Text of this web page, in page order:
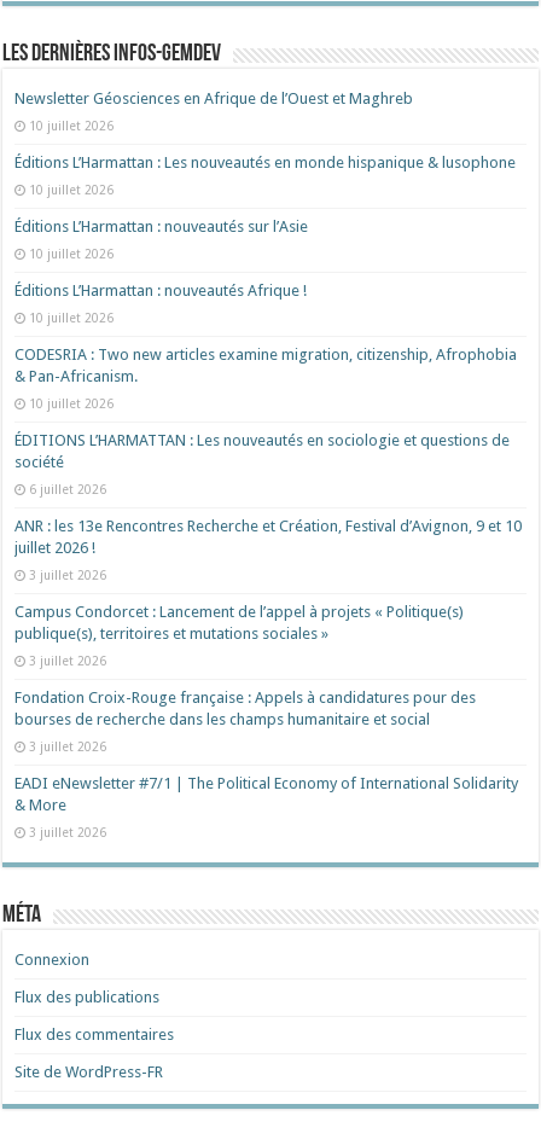
Les dernières Infos-Gemdev
Newsletter Géosciences en Afrique de l’Ouest et Maghreb
10 juillet 2026
Éditions L’Harmattan : Les nouveautés en monde hispanique & lusophone
10 juillet 2026
Éditions L’Harmattan : nouveautés sur l’Asie
10 juillet 2026
Éditions L’Harmattan : nouveautés Afrique !​
10 juillet 2026
CODESRIA : Two new articles examine migration, citizenship, Afrophobia
& Pan-Africanism.
10 juillet 2026
ÉDITIONS L’HARMATTAN : Les nouveautés en sociologie et questions de
société
6 juillet 2026
ANR : les 13e Rencontres Recherche et Création, Festival d’Avignon, 9 et 10
juillet 2026 !
3 juillet 2026
Campus Condorcet : Lancement de l’appel à projets « Politique(s)
publique(s), territoires et mutations sociales »
3 juillet 2026
Fondation Croix-Rouge française : Appels à candidatures pour des
bourses de recherche dans les champs humanitaire et social
3 juillet 2026
EADI eNewsletter #7/1 | The Political Economy of International Solidarity
& More
3 juillet 2026
Méta
Connexion
Flux des publications
Flux des commentaires
Site de WordPress-FR